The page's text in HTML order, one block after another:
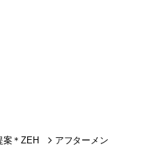
案＊ZEH
アフターメン